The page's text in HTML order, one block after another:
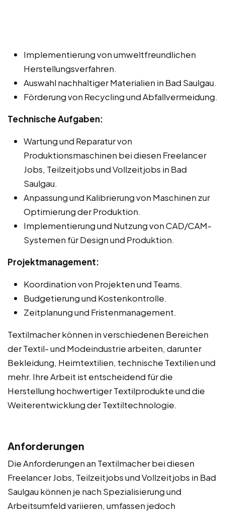
Implementierung von umweltfreundlichen
Herstellungsverfahren.
Auswahl nachhaltiger Materialien in Bad Saulgau.
Förderung von Recycling und Abfallvermeidung.
Technische Aufgaben:
Wartung und Reparatur von
Produktionsmaschinen bei diesen Freelancer
Jobs, Teilzeitjobs und Vollzeitjobs in Bad
Saulgau.
Anpassung und Kalibrierung von Maschinen zur
Optimierung der Produktion.
Implementierung und Nutzung von CAD/CAM-
Systemen für Design und Produktion.
Projektmanagement:
Koordination von Projekten und Teams.
Budgetierung und Kostenkontrolle.
Zeitplanung und Fristenmanagement.
Textilmacher können in verschiedenen Bereichen
der Textil- und Modeindustrie arbeiten, darunter
Bekleidung, Heimtextilien, technische Textilien und
mehr. Ihre Arbeit ist entscheidend für die
Herstellung hochwertiger Textilprodukte und die
Weiterentwicklung der Textiltechnologie.
Anforderungen
Die Anforderungen an Textilmacher bei diesen
Freelancer Jobs, Teilzeitjobs und Vollzeitjobs in Bad
Saulgau können je nach Spezialisierung und
Arbeitsumfeld variieren, umfassen jedoch